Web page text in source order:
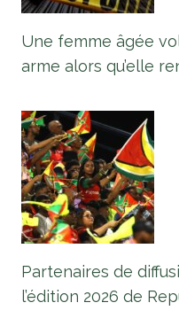
Une femme âgée
arme alors qu’elle
Partenaires de
l’édition 2026 de